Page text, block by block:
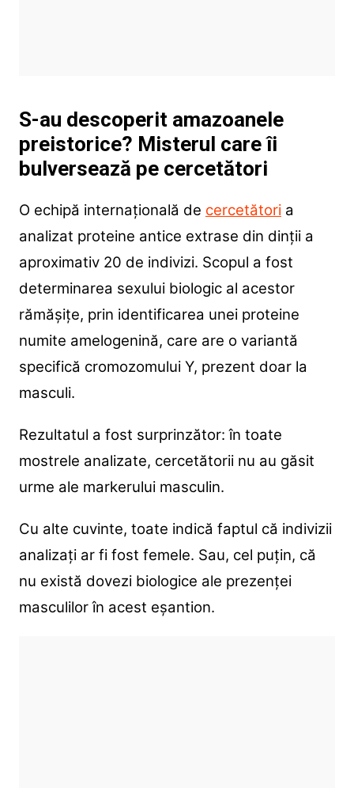
S-au descoperit amazoanele
preistorice? Misterul care îi
bulversează pe cercetători
O echipă internațională de cercetătoria
analizat proteine antice extrase din dinții a
aproximativ 20 de indivizi. Scopul a fost
determinarea sexului biologic al acestor
rămășițe, prin identificarea unei proteine
numite amelogenină, care are o variantă
specifică cromozomului Y, prezent doar la
masculi.
Rezultatul a fost surprinzător: în toate
mostrele analizate, cercetătorii nu au găsit
urme ale markerului masculin.
Cu alte cuvinte, toate indică faptul că indivizii
analizați ar fi fost femele. Sau, cel puțin, că
nu există dovezi biologice ale prezenței
masculilor în acest eșantion.